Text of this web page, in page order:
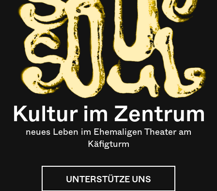
Kultur im Zentrum
neues Leben im Ehemaligen Theater am
Käfigturm
UNTERSTÜTZE UNS